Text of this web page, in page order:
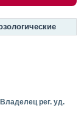
Владелец рег. уд.